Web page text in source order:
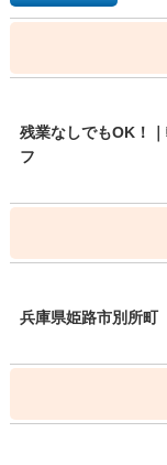
残業なしでもOK！
フ
兵庫県姫路市別所町